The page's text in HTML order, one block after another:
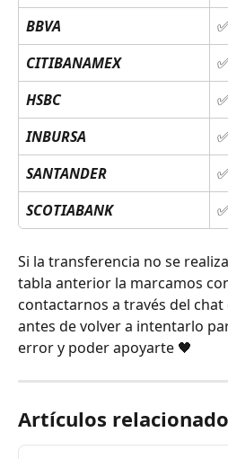
BBVA
✅
CITIBANAMEX
✅
HSBC
✅
INBURSA
✅
SANTANDER
✅
SCOTIABANK
✅
Si la transferencia no se
tabla anterior la marcamos
contactarnos a través del
antes de volver a intentarlo
error y poder apoyarte 🖤
Artículos